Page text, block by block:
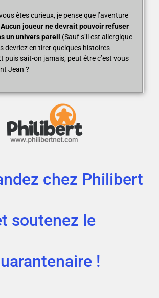
êtes curieux, je pense que l’aventure
Aucun joueur ne devrait pouvoir refuser
un univers pareil (Sauf s’il est allergique
devriez en tirer quelques histoires
puis sait-on jamais, peut être c’est vous
Jean ?
chez Philibert
soutenez le
!